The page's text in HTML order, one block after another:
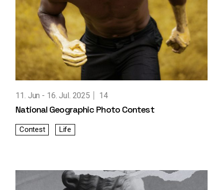
11. Jun 16. Jul. 2025 14
National Geographic Photo Contest
Contest Life